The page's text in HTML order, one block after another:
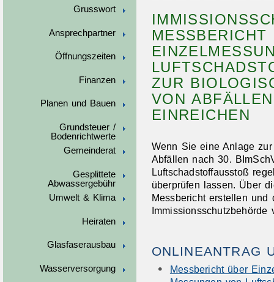
Grusswort
Ansprechpartner
Öffnungszeiten
Finanzen
Planen und Bauen
Grundsteuer /
Bodenrichtwerte
Gemeinderat
Gesplittete
Abwassergebühr
Umwelt & Klima
Heiraten
Glasfaserausbau
Wasserversorgung
MESSBERICHT
ZUR
VON
EINREICHEN
Wenn Sie eine Anlage
Abfällen nach 30.
Luftschadstoffausstoß
überprüfen lassen. Über
Messbericht erstellen und
Immissionsschutzbehörde
ONLINEANTRAG
Messbericht über